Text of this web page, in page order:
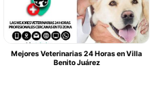
Mejores Veterinarias 24 Horas en Villa
Benito Juárez